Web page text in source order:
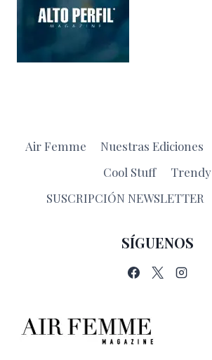
Air Femme Nuestras Ediciones
Cool Stuff
Trendy
SUSCRIPCIÓN NEWSLETTER
SÍGUENOS